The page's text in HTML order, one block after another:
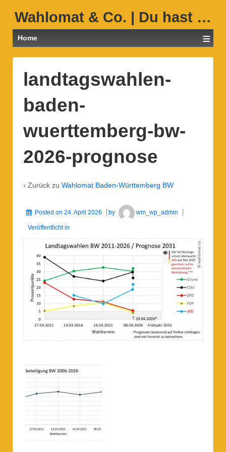
Wahlomat & Co. | Du hast …
Home ≡
landtagswahlen-
baden-
wuerttemberg-bw-
2026-prognose
‹ Zurück zu Wahlomat Baden-Württemberg BW
Posted on 24. April 2026 by wm_wp_admin
Veröffentlicht in